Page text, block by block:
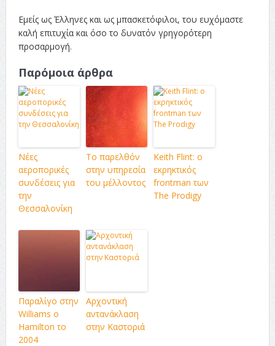
Εμείς ως Έλληνες και ως μπασκετόφιλοι, του ευχόμαστε
καλή επιτυχία και όσο το δυνατόν γρηγορότερη
προσαρμογή.
Παρόμοια άρθρα
Νέες
αεροπορικές
συνδέσεις για
την
Θεσσαλονίκη
Το παρελθόν
στην υπηρεσία
του μέλλοντος
Keith Flint: ο
εκρηκτικός
frontman των
The Prodigy
Παραλίγο στην
Williams ο
Hamilton το
2004
Αρχοντική
αντανάκλαση
στην Καστοριά